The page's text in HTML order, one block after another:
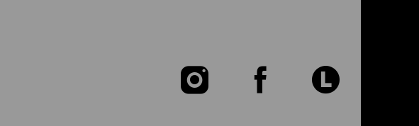
Zu
Zu
Zu